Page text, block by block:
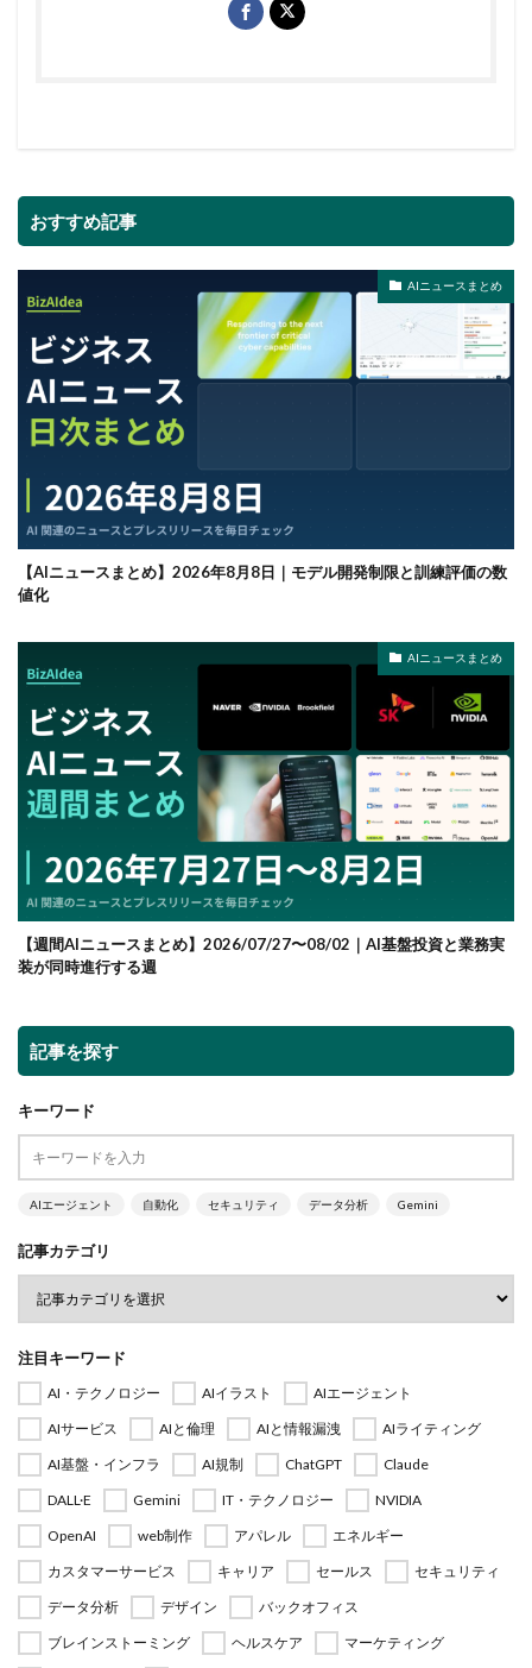
おすすめ記事
AIニュースまとめ
【AIニュースまとめ】2026年8月8日｜モデル開発制限と訓練評価の数
値化
AIニュースまとめ
【週間AIニュースまとめ】2026/07/27〜08/02｜AI基盤投資と業務実
装が同時進行する週
記事を探す
キーワード
AIエージェント 自動化 セキュリティ データ分析 Gemini
記事カテゴリ
注目キーワード
AI・テクノロジー AIイラスト
AIエージェント
AIサービス
AIと倫理 AIと情報漏洩
AIライティング
AI基盤・インフラ
AI規制 ChatGPT
Claude
DALL·E
Gemini IT・テクノロジー
NVIDIA
OpenAI
web制作 アパレル
エネルギー
カスタマーサービス
キャリア セールス
セキュリティ
データ分析
デザイン
バックオフィス
ブレインストーミング
ヘルスケア マーケティング